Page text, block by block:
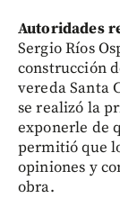
Autoridades
Sergio Ríos
construcción
vereda Santa
se realizó la
exponerle de
permitió que
opiniones y
obra.